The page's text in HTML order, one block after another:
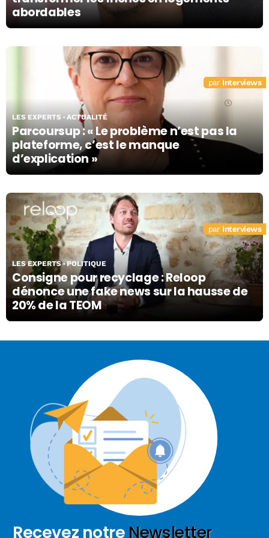
abordables
Parcoursup : « Le problème n’est pas la
plateforme, c’est le manque
d’explication »
LES EXPERTS ACTUALITÉ
Interviews
Consigne pour recyclage : Reloop
dénonce une fake news sur la hausse de
20% de la TEOM
LES EXPERTS POLITIQUE
Interviews
07/07/26
Recevez notre Newsletter